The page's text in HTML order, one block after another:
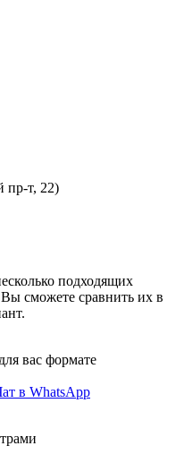
пр-т, 22)
подходящих
сможете сравнить их в
вас формате
в WhatsApp